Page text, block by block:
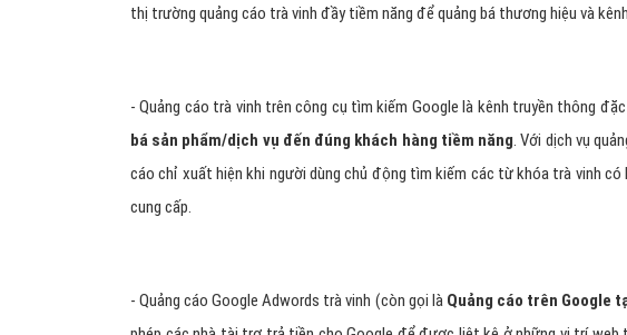
thị trường quảng cáo trà vinh đầy tiềm năng để quảng bá thương hiệu và
- Quảng cáo trà vinh trên công cụ tìm kiếm Google là kênh truyền thông
bá sản phẩm/dịch vụ đến đúng khách hàng tiềm năng. Với dịch vụ
cáo chỉ xuất hiện khi người dùng chủ động tìm kiếm các từ khóa trà vinh có
cung cấp.
- Quảng cáo Google Adwords trà vinh (còn gọi là Quảng cáo trên Google